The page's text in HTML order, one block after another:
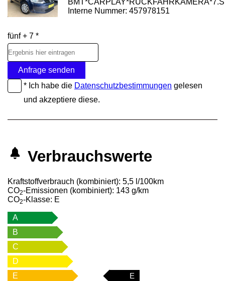
Interne Nummer: 457978151
fünf + 7 *
Anfrage senden
* Ich habe die Datenschutzbestimmungen gelesen
und akzeptiere diese.
Verbrauchswerte
Kraftstoffverbrauch (kombiniert): 5,5 l/100km
CO2-Emissionen (kombiniert): 143 g/km
CO2-Klasse: E
A
B
C
D
E
E